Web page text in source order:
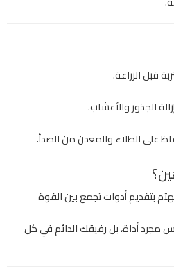
قبل الزراعة.
الجذور والأعشاب.
على الطلاء والمعدن من الصدأ.
بتقديم أدوات تجمع بينالقوة
رفيقك الدائم في كل